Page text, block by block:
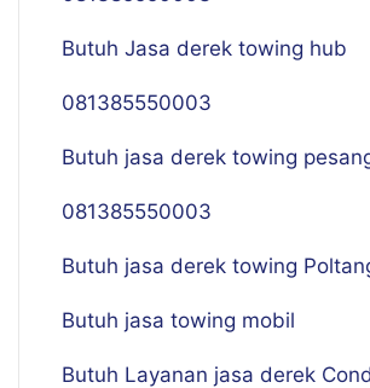
Butuh Jasa derek towing hub
081385550003
Butuh jasa derek towing
081385550003
Butuh jasa derek towing
Butuh jasa towing mobil
Butuh Layanan jasa derek